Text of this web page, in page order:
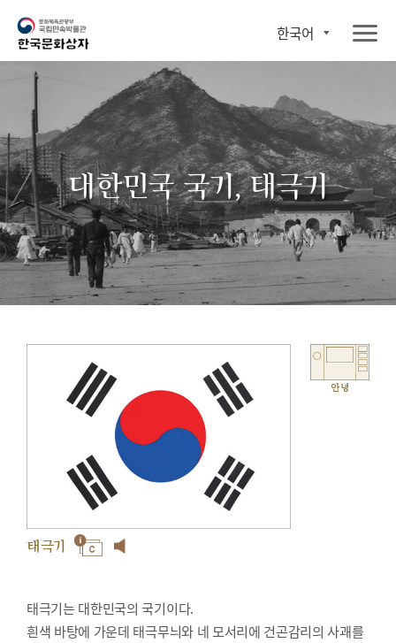
한국어
대한민국 국기, 태극기
태극기
안녕
태극기는 대한민국의 국기이다.
흰색 바탕에 가운데 태극무늬와 네 모서리에 건곤감리의 사괘를